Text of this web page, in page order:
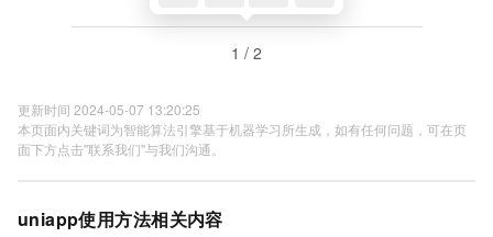
1 / 2
更新时间 2024-05-07 13:20:25
本页面内关键词为智能算法引擎基于机器学习所生成，如有任何问题，可在页
面下方点击"联系我们"与我们沟通。
uniapp使用方法相关内容